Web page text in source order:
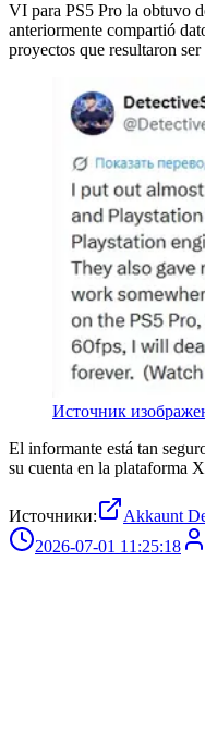
VI para PS5 Pro la obtuvo
anteriormente compartió
proyectos que resultaron ser
Источник
El informante está tan
su cuenta en la plataforma
Источники:
Akkaunt
2026-07-01 11:25:18